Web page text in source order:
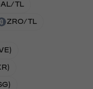
TL
ZRO/TL